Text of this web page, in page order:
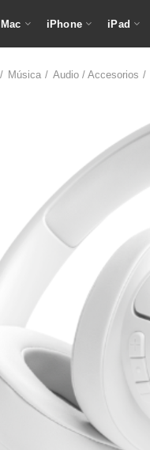
Mac iPhone iPad
Música Audio / Accesorios